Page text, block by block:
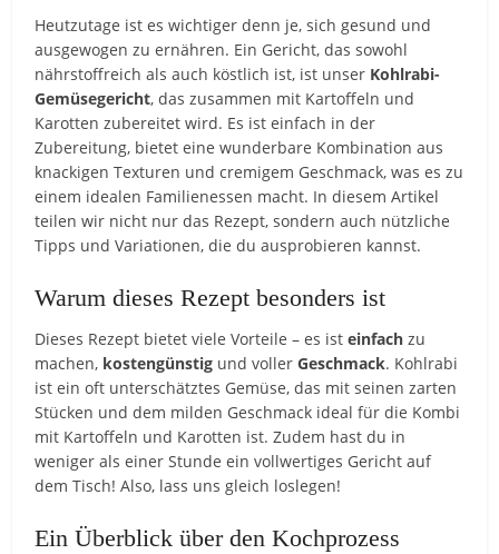
Heutzutage ist es wichtiger denn je, sich gesund und
ausgewogen zu ernähren. Ein Gericht, das sowohl
nährstoffreich als auch köstlich ist, ist unser Kohlrabi-
Gemüsegericht, das zusammen mit Kartoffeln und
Karotten zubereitet wird. Es ist einfach in der
Zubereitung, bietet eine wunderbare Kombination aus
knackigen Texturen und cremigem Geschmack, was es zu
einem idealen Familienessen macht. In diesem Artikel
teilen wir nicht nur das Rezept, sondern auch nützliche
Tipps und Variationen, die du ausprobieren kannst.
Warum dieses Rezept besonders ist
Dieses Rezept bietet viele Vorteile – es isteinfach zu
machen, kostengünstig und vollerGeschmack. Kohlrabi
ist ein oft unterschätztes Gemüse, das mit seinen zarten
Stücken und dem milden Geschmack ideal für die Kombi
mit Kartoffeln und Karotten ist. Zudem hast du in
weniger als einer Stunde ein vollwertiges Gericht auf
dem Tisch! Also, lass uns gleich loslegen!
Ein Überblick über den Kochprozess